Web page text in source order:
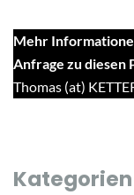
Mehr
Anfrage zu diesen
Thomas (at)
Kategorien